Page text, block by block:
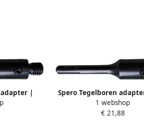
adapter |
| lengte
Spero Tegelboren
PLUS | M14 | lengte
SPTASDS
1 webshop
€ 21,88